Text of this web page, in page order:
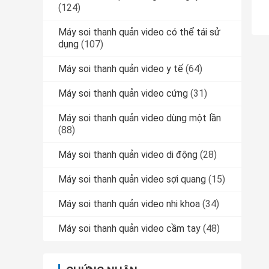
(124)
Máy soi thanh quản video có thể tái sử
dụng (107)
Máy soi thanh quản video y tế (64)
Máy soi thanh quản video cứng (31)
Máy soi thanh quản video dùng một lần
(88)
Máy soi thanh quản video di động (28)
Máy soi thanh quản video sợi quang (15)
Máy soi thanh quản video nhi khoa (34)
Máy soi thanh quản video cầm tay (48)